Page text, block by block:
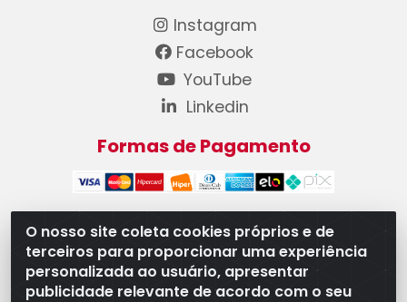
O nosso site coleta cookies próprios e de
terceiros para proporcionar uma experiência
personalizada ao usuário, apresentar
publicidade relevante de acordo com o seu
Instagram
Facebook
YouTube
Linkedin
Formas de Pagamento
WB Componentes Automotivos LTDA - CNPJ
08.528.393/0001-12 - Rua do Níquel, 667 - Parque
Oeste Industrial, Goiânia/GO - CEP 74375-660